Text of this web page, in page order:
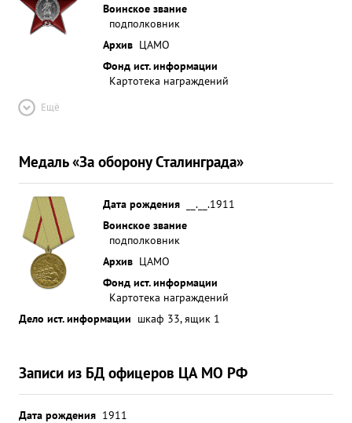
Воинское звание
подполковник
Архив ЦАМО
Фонд ист. информации
Картотека награждений
Ещё
Медаль «За оборону Сталинграда»
Дата рождения
__.__.1911
Воинское звание
подполковник
Архив ЦАМО
Фонд ист. информации
Картотека награждений
Дело ист. информации шкаф 33, ящик 1
Записи из БД офицеров ЦА МО РФ
Дата рождения 1911